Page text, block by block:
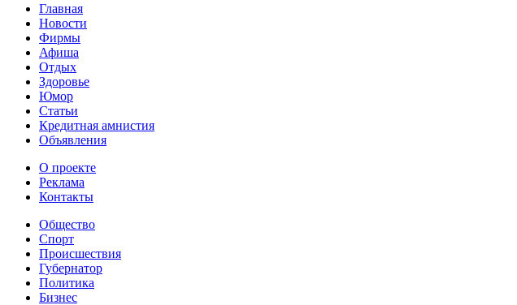
Главная
Новости
Фирмы
Афиша
Отдых
Здоровье
Юмор
Статьи
Кредитная амнистия
Объявления
О проекте
Реклама
Контакты
Общество
Спорт
Происшествия
Губернатор
Политика
Бизнес